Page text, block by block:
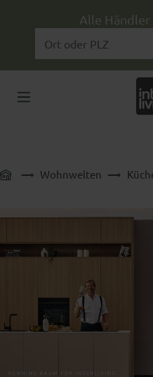
Zum Hauptinhalt springen
Alle
Wohnwelten